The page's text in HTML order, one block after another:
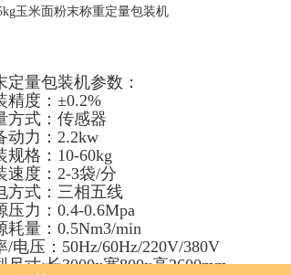
定量包装机参数：
精度：±0.2%
方式：传感器
动力：2.2kw
规格：10-60kg
速度：2-3袋/分
方式：三相五线
压力：0.4-0.6Mpa
耗量：0.5Nm3/min
/电压：50Hz/60Hz/220V/380V
尺寸:长3000x宽800x高2600mm